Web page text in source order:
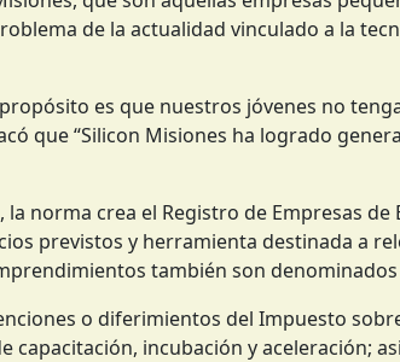
de la actualidad vinculado a la
es que nuestros jóvenes no
que “Silicon Misiones ha logrado
la norma crea el Registro de Empresas
previstos y herramienta destinada a
también son denominados
o diferimientos del Impuesto
capacitación, incubación y aceleración;